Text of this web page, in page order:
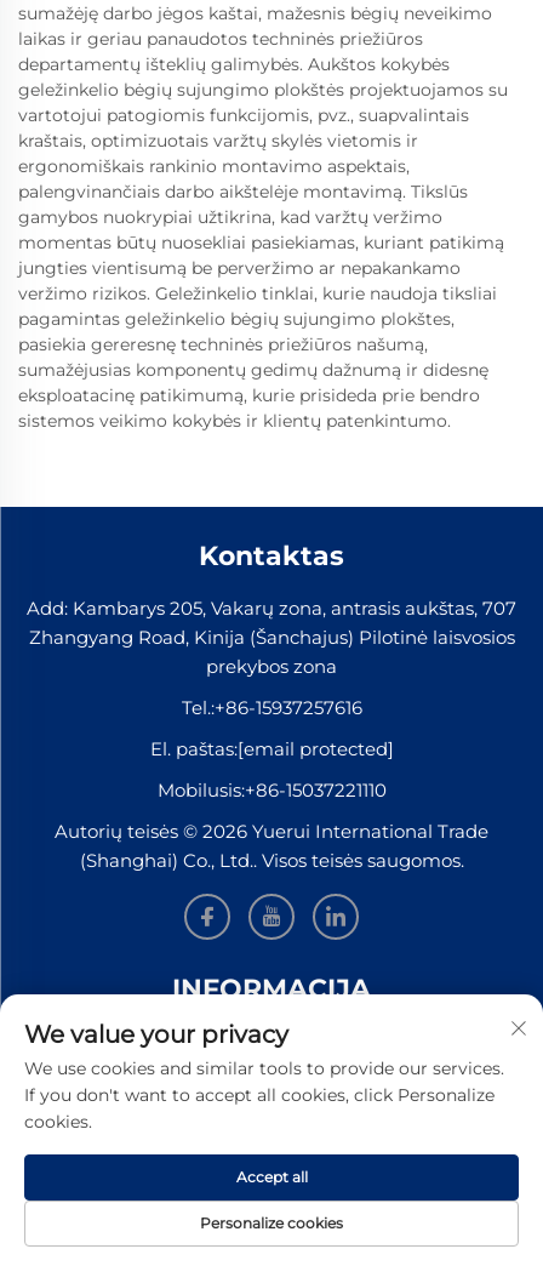
sumažėję darbo jėgos kaštai, mažesnis bėgių neveikimo
laikas ir geriau panaudotos techninės priežiūros
departamentų išteklių galimybės. Aukštos kokybės
geležinkelio bėgių sujungimo plokštės projektuojamos su
vartotojui patogiomis funkcijomis, pvz., suapvalintais
kraštais, optimizuotais varžtų skylės vietomis ir
ergonomiškais rankinio montavimo aspektais,
palengvinančiais darbo aikštelėje montavimą. Tikslūs
gamybos nuokrypiai užtikrina, kad varžtų veržimo
momentas būtų nuosekliai pasiekiamas, kuriant patikimą
jungties vientisumą be perveržimo ar nepakankamo
veržimo rizikos. Geležinkelio tinklai, kurie naudoja tiksliai
pagamintas geležinkelio bėgių sujungimo plokštes,
pasiekia gereresnę techninės priežiūros našumą,
sumažėjusias komponentų gedimų dažnumą ir didesnę
eksploatacinę patikimumą, kurie prisideda prie bendro
sistemos veikimo kokybės ir klientų patenkintumo.
Kontaktas
Add: Kambarys 205, Vakarų zona, antrasis aukštas, 707
Zhangyang Road, Kinija (Šanchajus) Pilotinė laisvosios
prekybos zona
Tel.:+86-15937257616
El. paštas:[email protected]
Mobilusis:+86-15037221110
Autorių teisės © 2026 Yuerui International Trade
(Shanghai) Co., Ltd.. Visos teisės saugomos.
INFORMACIJA
Užsiregistruokite, kad gautumėte mūsų savaitinį
naujienlaiškį
PATEIKTI
We value your privacy
We use cookies and similar tools to provide our services.
If you don't want to accept all cookies, click Personalize
cookies.
Personalize cookies
Accept all